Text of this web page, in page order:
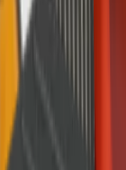
тонах с
эффект
что
пистолета.